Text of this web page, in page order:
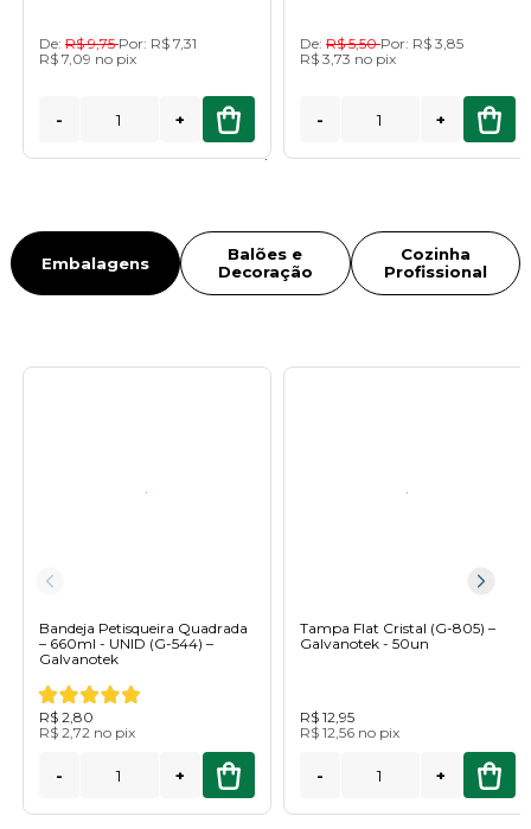
De: R$ 9,75Por: R$ 7,31
R$ 7,09 no pix
- +
De: R$ 5,50Por: R$ 3,85
R$ 3,73 no pix
- +
Embalagens
Balões e
Decoração
Cozinha
Profissional
Bandeja Petisqueira Quadrada
– 660ml - UNID (G-544) –
Galvanotek
R$ 2,80
R$ 2,72 no pix
- +
Tampa Flat Cristal (G-805) –
Galvanotek - 50un
R$ 12,95
R$ 12,56 no pix
- +